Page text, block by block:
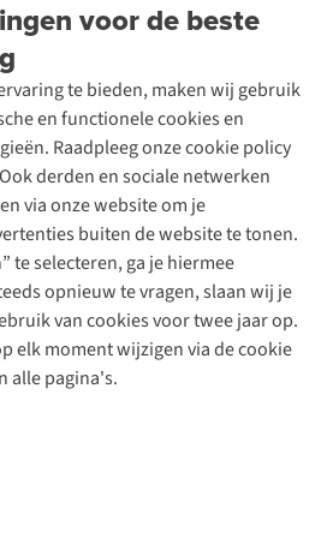
voor de beste
te bieden, maken wij gebruik
en functionele cookies en
Raadpleeg onze cookie policy
derden en sociale netwerken
via onze website om je
buiten de website te tonen.
te selecteren, ga je hiermee
opnieuw te vragen, slaan wij je
van cookies voor twee jaar op.
elk moment wijzigen via de cookie
alle pagina's.
Follow us
Policy
Algemene voorwaarden
Cookie Policy